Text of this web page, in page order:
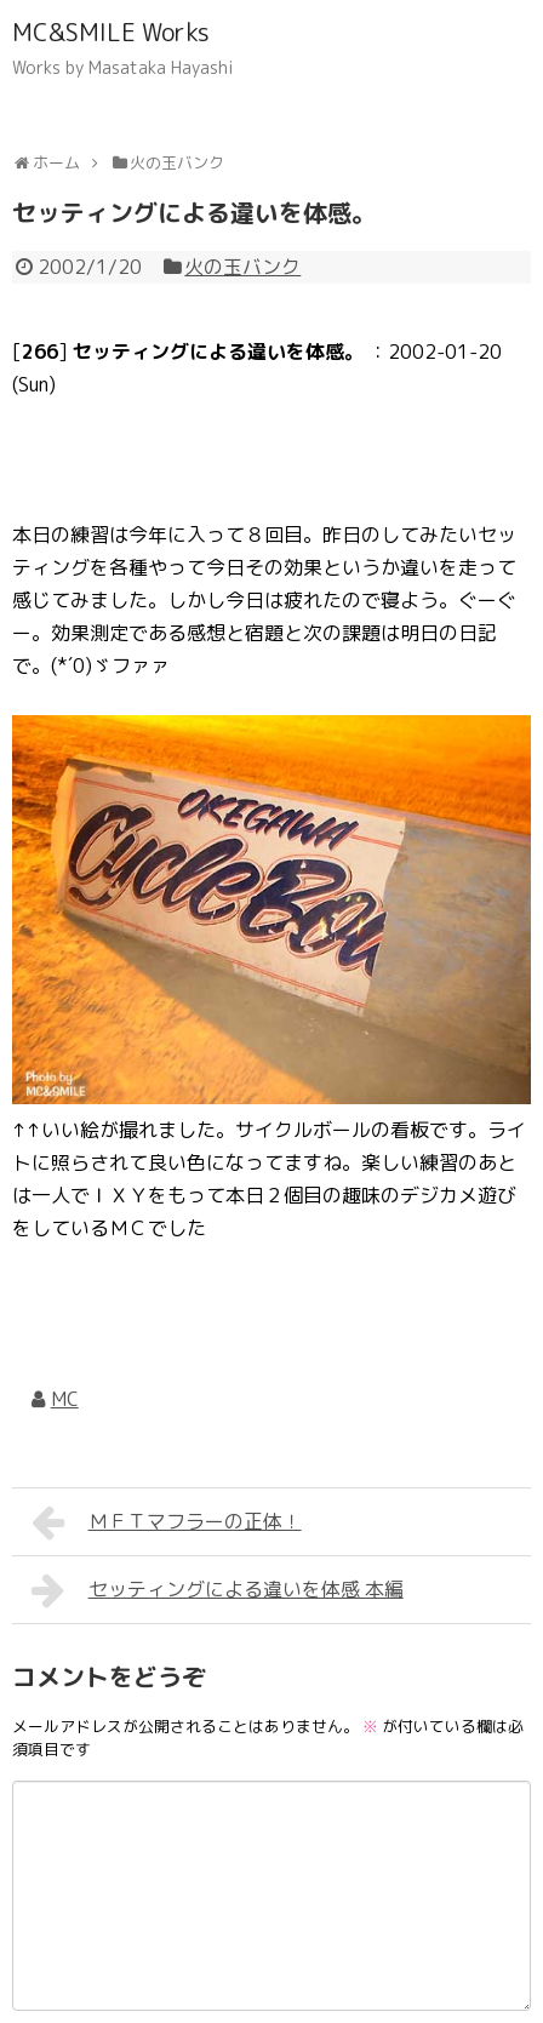
MC&SMILE Works
Works by Masataka Hayashi
ホーム 火の玉バンク
セッティングによる違いを体感。
2002/1/20 火の玉バンク
[266] セッティングによる違いを体感。
：2002-01-20
(Sun)
本日の練習は今年に入って８回目。昨日のしてみたいセッ
ティングを各種やって今日その効果というか違いを走って
感じてみました。しかし今日は疲れたので寝よう。ぐーぐ
ー。効果測定である感想と宿題と次の課題は明日の日記
で。(*´0)ゞファァ
↑↑いい絵が撮れました。サイクルボールの看板です。ライ
トに照らされて良い色になってますね。楽しい練習のあと
は一人でＩＸＹをもって本日２個目の趣味のデジカメ遊び
をしているＭＣでした
MC
ＭＦＴマフラーの正体！
セッティングによる違いを体感 本編
コメントをどうぞ
メールアドレスが公開されることはありません。 ※ が付いている欄は必
須項目です